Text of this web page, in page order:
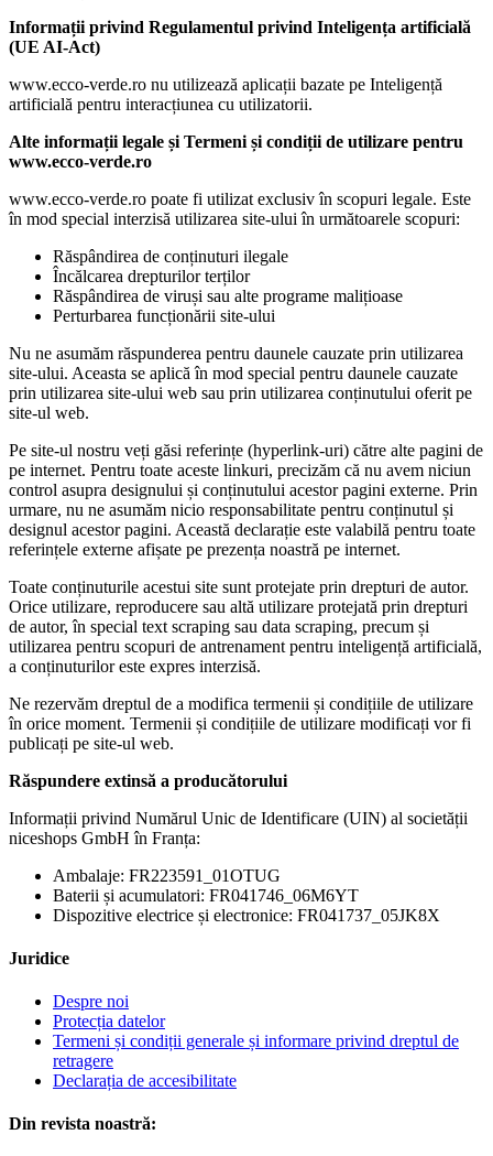
Informații privind Regulamentul privind Inteligența artificială
(UE AI-Act)
www.ecco-verde.ro nu utilizează aplicații bazate pe Inteligență
artificială pentru interacțiunea cu utilizatorii.
Alte informații legale și Termeni și condiții de utilizare pentru
www.ecco-verde.ro
www.ecco-verde.ro poate fi utilizat exclusiv în scopuri legale. Este
în mod special interzisă utilizarea site-ului în următoarele scopuri:
Răspândirea de conținuturi ilegale
Încălcarea drepturilor terților
Răspândirea de viruși sau alte programe malițioase
Perturbarea funcționării site-ului
Nu ne asumăm răspunderea pentru daunele cauzate prin utilizarea
site-ului. Aceasta se aplică în mod special pentru daunele cauzate
prin utilizarea site-ului web sau prin utilizarea conținutului oferit pe
site-ul web.
Pe site-ul nostru veți găsi referințe (hyperlink-uri) către alte pagini de
pe internet. Pentru toate aceste linkuri, precizăm că nu avem niciun
control asupra designului și conținutului acestor pagini externe. Prin
urmare, nu ne asumăm nicio responsabilitate pentru conținutul și
designul acestor pagini. Această declarație este valabilă pentru toate
referințele externe afișate pe prezența noastră pe internet.
Toate conținuturile acestui site sunt protejate prin drepturi de autor.
Orice utilizare, reproducere sau altă utilizare protejată prin drepturi
de autor, în special text scraping sau data scraping, precum și
utilizarea pentru scopuri de antrenament pentru inteligență artificială,
a conținuturilor este expres interzisă.
Ne rezervăm dreptul de a modifica termenii și condițiile de utilizare
în orice moment. Termenii și condițiile de utilizare modificați vor fi
publicați pe site-ul web.
Răspundere extinsă a producătorului
Informații privind Numărul Unic de Identificare (UIN) al societății
niceshops GmbH în Franța:
Ambalaje: FR223591_01OTUG
Baterii și acumulatori: FR041746_06M6YT
Dispozitive electrice și electronice: FR041737_05JK8X
Juridice
Despre noi
Protecția datelor
Termeni și condiții generale și informare privind dreptul de
retragere
Declarația de accesibilitate
Din revista noastră: